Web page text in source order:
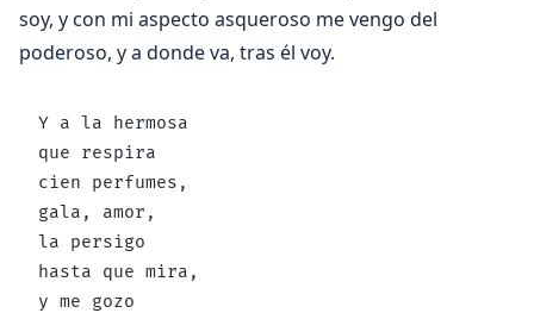
soy, y con mi aspecto asqueroso me vengo del
poderoso, y a donde va, tras él voy.
Y a la hermosa
que respira
cien perfumes,
gala, amor,
la persigo
hasta que mira,
y me gozo